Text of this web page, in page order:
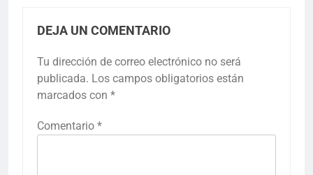
DEJA UN COMENTARIO
Tu dirección de correo electrónico no será
publicada. Los campos obligatorios están
marcados con *
Comentario *